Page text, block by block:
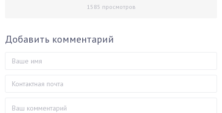
1585 просмотров
Добавить комментарий